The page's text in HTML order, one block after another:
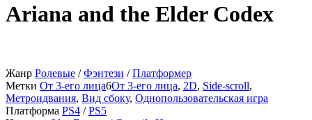
Ariana and the Elder Codex
Жанр Ролевые /Фэнтези /Платформер
Метки От 3-его лица6От 3-его лица, 2D, Side-scroll,
Метроидвания, Вид сбоку, Однопользовательская игра
Платформа PS4 /PS5